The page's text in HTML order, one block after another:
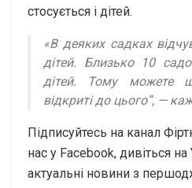
стосується і дітей.
«В деяких садках
дітей. Близько 10
дітей. Тому можете
відкриті до цього”, —
Підписуйтесь на канал
нас у Facebook, дивіться на
актуальні новини з